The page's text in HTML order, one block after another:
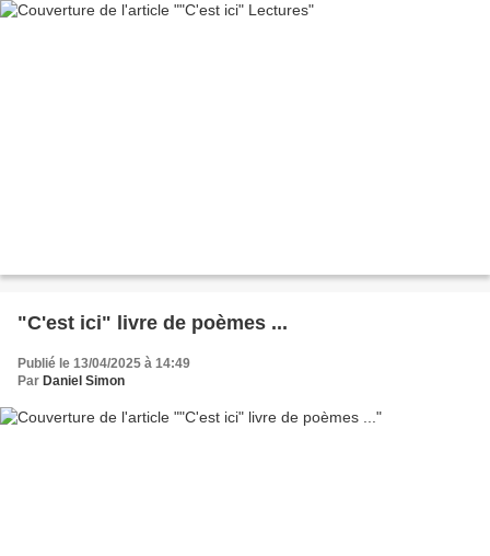
"C'est ici" livre de poèmes ...
Publié le 13/04/2025 à 14:49
Par Daniel Simon